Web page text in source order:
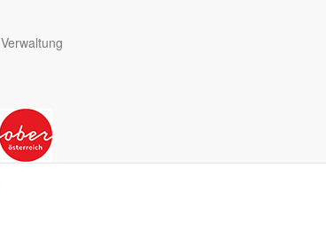
Verwaltung